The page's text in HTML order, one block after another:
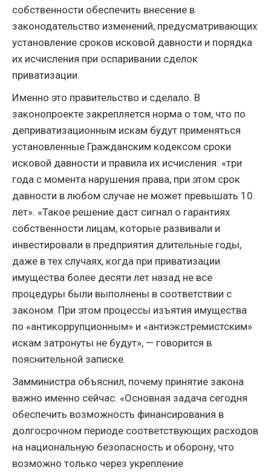
собственности обеспечить внесение в
законодательство изменений, предусматривающих
установление сроков исковой давности и порядка
их исчисления при оспаривании сделок
приватизации.
Именно это правительство и сделало. В
законопроекте закрепляется норма о том, что по
деприватизационным искам будут применяться
установленные Гражданским кодексом сроки
исковой давности и правила их исчисления: «три
года с момента нарушения права, при этом срок
давности в любом случае не может превышать 10
лет». «Такое решение даст сигнал о гарантиях
собственности лицам, которые развивали и
инвестировали в предприятия длительные годы,
даже в тех случаях, когда при приватизации
имущества более десяти лет назад не все
процедуры были выполнены в соответствии с
законом. При этом процессы изъятия имущества
по «антикоррупционным» и «антиэкстремистским»
искам затронуты не будут», — говорится в
пояснительной записке.
Замминистра объяснил, почему принятие закона
важно именно сейчас. «Основная задача сегодня
обеспечить возможность финансирования в
долгосрочном периоде соответствующих расходов
на национальную безопасность и оборону, что
возможно только через укрепление